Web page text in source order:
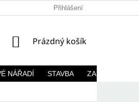
Přihlášení
NÁKUPNÍ
Prázdný košík
NÁŘADÍ STAVBA ZAHRADA